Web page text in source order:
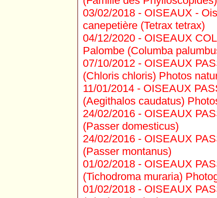
03/02/2018 - OISEAUX -
canepetière (Tetrax tetrax)
04/12/2020 - OISEAUX
Palombe (Columba
07/10/2012 - OISEAUX
(Chloris chloris) Photos
11/01/2014 - OISEAUX
(Aegithalos caudatus)
24/02/2016 - OISEAUX
(Passer domesticus)
24/02/2016 - OISEAUX
(Passer montanus)
01/02/2018 - OISEAUX
(Tichodroma muraria)
01/02/2018 - OISEAUX